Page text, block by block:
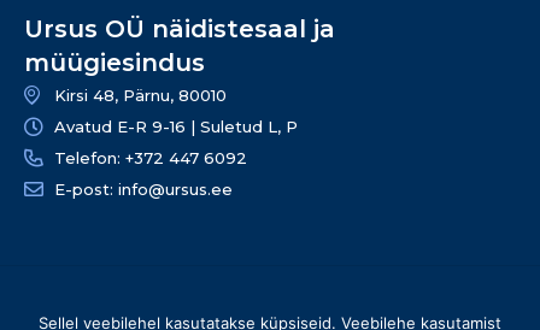
Ursus OÜ näidistesaal ja
müügiesindus
Kirsi 48, Pärnu, 80010
Avatud E-R 9-16 | Suletud L, P
Telefon: +372 447 6092
E-post: info@ursus.ee
Sellel veebilehel kasutatakse küpsiseid. Veebilehe kasutamist